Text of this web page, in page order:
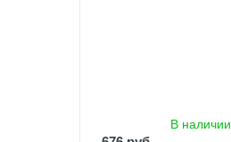
В наличии